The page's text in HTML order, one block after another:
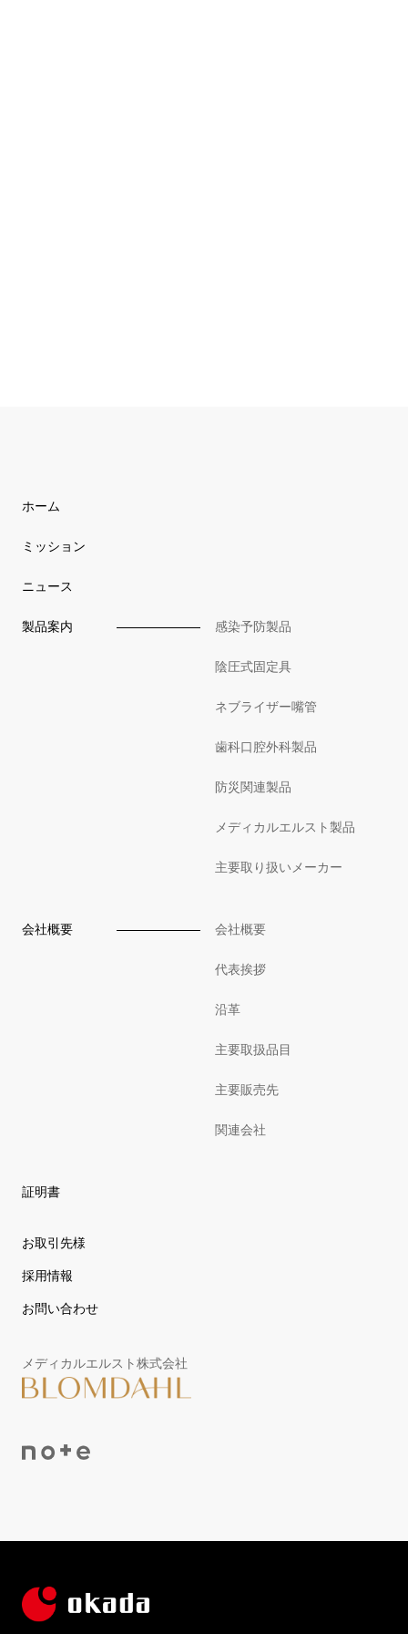
ホーム
ミッション
ニュース
製品案内 感染予防製品
陰圧式固定具
ネブライザー嘴管
歯科口腔外科製品
防災関連製品
メディカルエルスト製品
主要取り扱いメーカー
会社概要 会社概要
代表挨拶
沿革
主要取扱品目
主要販売先
関連会社
証明書
お取引先様
採用情報
お問い合わせ
メディカルエルスト株式会社